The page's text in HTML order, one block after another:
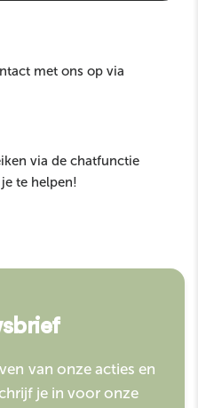
met ons op via
via de chatfunctie
te helpen!
van onze acties en
je in voor onze